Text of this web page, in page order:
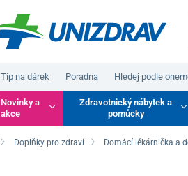
Tip na dárek Poradna Hledej podle
Novinky a
akce
Zdravotnický nábytek a
pomůcky
Doplňky pro zdraví Domácí lékárnička a